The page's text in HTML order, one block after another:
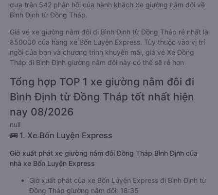
dựa trên 542 phản hồi của hành khách Xe giường nằm đôi về
Bình Định từ Đồng Tháp.
Giá vé xe giường nằm đôi đi Bình Định từ Đồng Tháp rẻ nhất là
850000 của hãng xe Bốn Luyện Express. Tùy thuộc vào vị trí
ngồi của bạn và chương trình khuyến mãi, giá vé Xe Đồng
Tháp đi Bình Định giường nằm đôi này có thể sẽ rẻ hơn
Tổng hợp TOP 1 xe giường nằm đôi đi
Bình Định từ Đồng Tháp tốt nhất hiện
nay 08/2026
null
🚌 1. Xe Bốn Luyện Express
Giờ xuất phát xe giường nằm đôi Đồng Tháp Bình Định của
nhà xe Bốn Luyện Express
Giờ xuất phát của xe Bốn Luyện Express đi Bình Định từ
Đồng Tháp giường nằm đôi: 18:35